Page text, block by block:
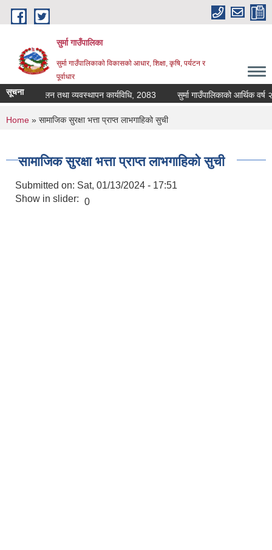
Skip to main content
सुर्मा गाउँपालिका
सुर्मा गाउँपालिकाकाे विकासकाे आधार, शिक्षा, कृषि, पर्यटन र
पूर्वाधार
सूचनाखाजा संचालन तथा व्यवस्थापन कार्यविधि, 2083
You are here
Home » सामाजिक सुरक्षा भत्ता प्राप्त लाभगाहिको सुची
सामाजिक सुरक्षा भत्ता प्राप्त लाभगाहिको सुची
Submitted on: Sat, 01/13/2024 - 17:51
Show in slider: 0